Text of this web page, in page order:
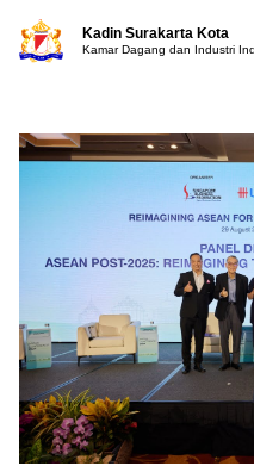
Kadin Surakarta Kota
Kamar Dagang dan Industri